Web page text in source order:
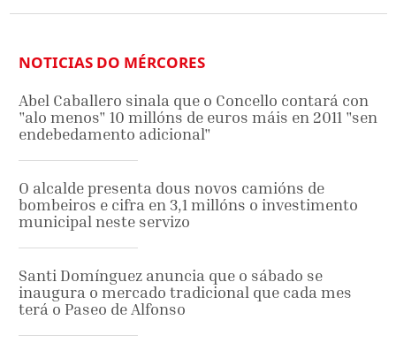
NOTICIAS DO MÉRCORES
Abel Caballero sinala que o Concello contará con
"alo menos" 10 millóns de euros máis en 2011 "sen
endebedamento adicional"
O alcalde presenta dous novos camións de
bombeiros e cifra en 3,1 millóns o investimento
municipal neste servizo
Santi Domínguez anuncia que o sábado se
inaugura o mercado tradicional que cada mes
terá o Paseo de Alfonso